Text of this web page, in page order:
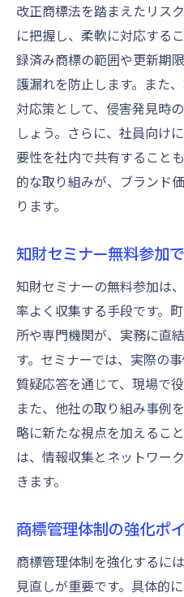
改正商標法を踏まえたリス
に把握し、柔軟に対応する
録済み商標の範囲や更新期
護漏れを防止します。また
対応策として、侵害発見時
しょう。さらに、社員向け
要性を社内で共有すること
的な取り組みが、ブランド
ります。
知財セミナー無料参加
知財セミナーの無料参加は
率よく収集する手段です。
所や専門機関が、実務に直
す。セミナーでは、実際の
質疑応答を通じて、現場で
また、他社の取り組み事例
略に新たな視点を加えるこ
は、情報収集とネットワー
きます。
商標管理体制の強化ポ
商標管理体制を強化するに
見直しが重要です。具体的